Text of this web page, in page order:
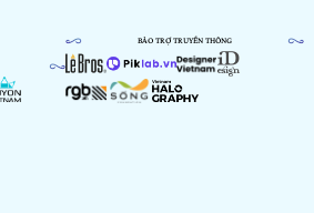
BẢO TRỢ TRUYỀN THÔNG